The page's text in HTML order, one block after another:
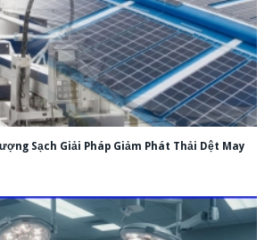
Sạch Giải Pháp Giảm Phát Thải Dệt May